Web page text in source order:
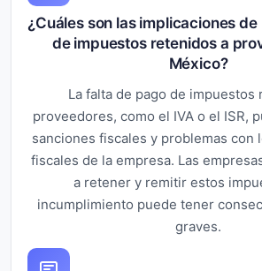
¿Cuáles son las implicaciones
de impuestos retenidos a
México?
La falta de pago de impuestos
proveedores, como el IVA o el ISR,
sanciones fiscales y problemas con
fiscales de la empresa. Las
a retener y remitir estos
incumplimiento puede tener
graves.